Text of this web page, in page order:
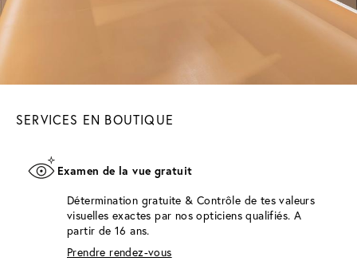
SERVICES EN BOUTIQUE
Examen de la vue gratuit
Détermination gratuite & Contrôle de tes valeurs
visuelles exactes par nos opticiens qualifiés. A
partir de 16 ans.
Prendre rendez-vous